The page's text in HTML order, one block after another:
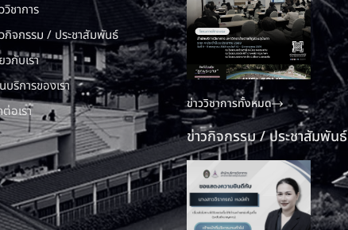
วิชาการ
กิจกรรม / ประชาสัมพันธ์
วกับเรา
บริการของเรา
อเรา
ข่าววิชาการทั้งหมด
ข่าวกิจกรรม / ประชาสัมพันธ์